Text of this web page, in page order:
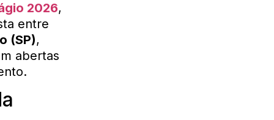
2026,
entre
(SP),
abertas